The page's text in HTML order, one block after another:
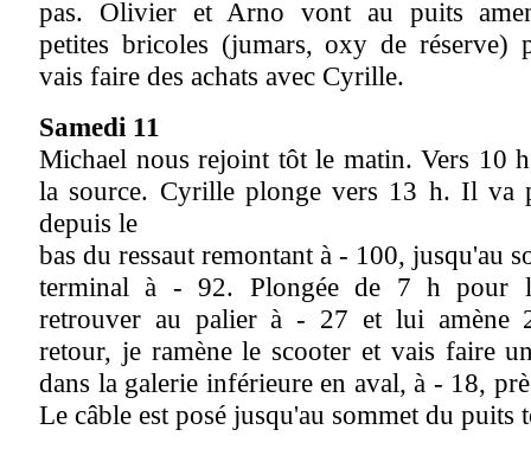
pas. Olivier et Arno vont au puits
petites bricoles (jumars, oxy de réserve)
vais faire des achats avec Cyrille.
Samedi 11
Michael nous rejoint tôt le matin. Vers 10
la source. Cyrille plonge vers 13 h. Il va
depuis le
bas du ressaut remontant à - 100, jusqu'au
terminal à - 92. Plongée de 7 h pour
retrouver au palier à - 27 et lui amène
retour, je ramène le scooter et vais faire
dans la galerie inférieure en aval, à - 18,
Le câble est posé jusqu'au sommet du puits